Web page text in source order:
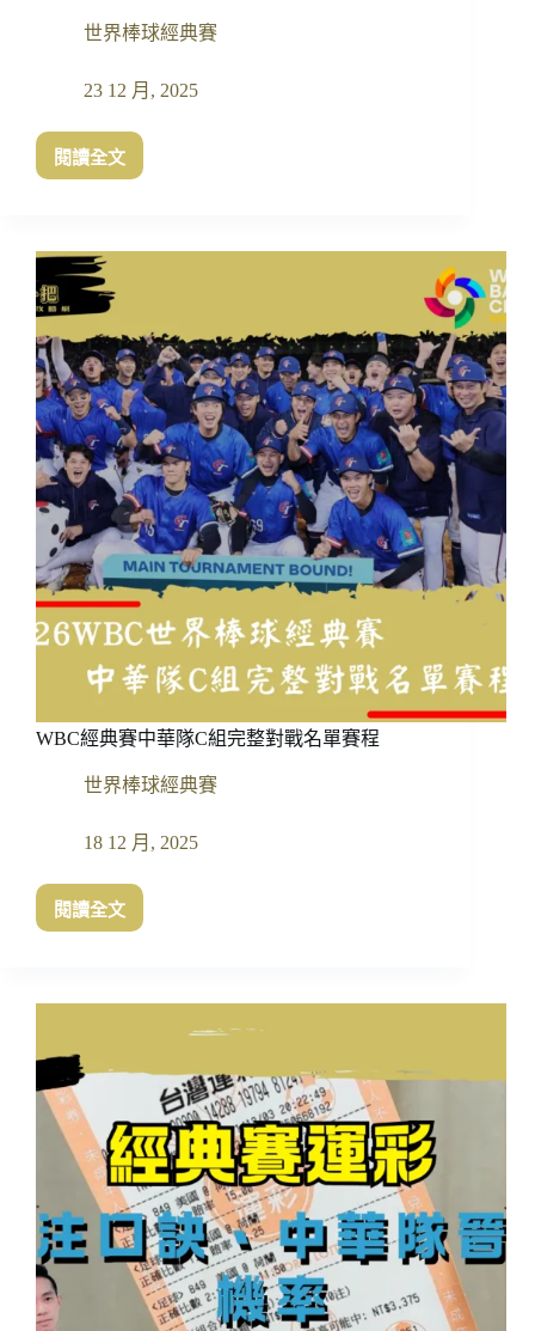
世界棒球經典賽
23 12 月, 2025
閱讀全文
WBC
中
華
隊
戰
力
大
提
升！
火
表
態
古
林、
孫
易
磊
參
戰
經
賽
WBC經典賽中華隊C組完整對戰名單賽程
世界棒球經典賽
18 12 月, 2025
閱讀全文
WBC
隊
組
完
整
對
戰
單